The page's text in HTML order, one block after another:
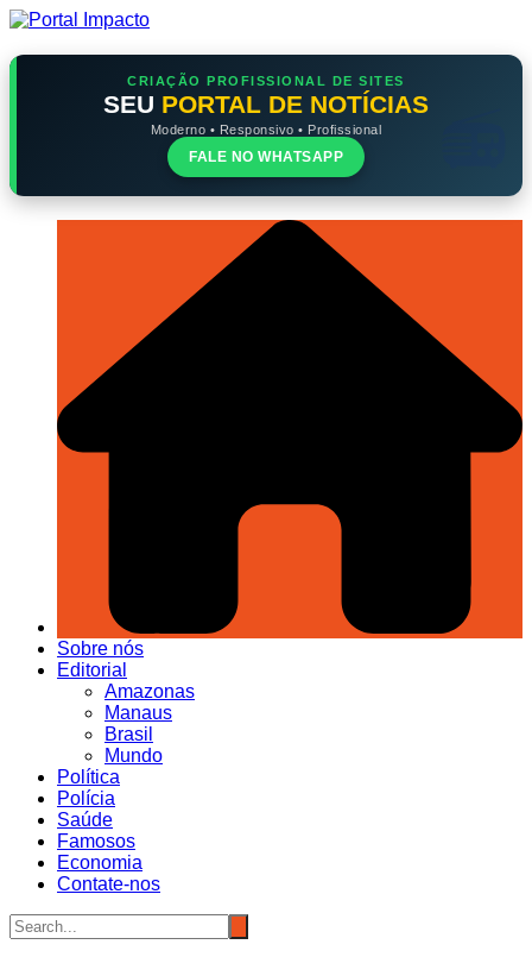
Ir
o
CRIAÇÃO PROFISSIONAL DE SITES
SEU PORTAL DE NOTÍCIAS
Moderno • Responsivo • Profissional
FALE NO WHATSAPP
Sobre nós
Editorial
Amazonas
Manaus
Brasil
Mundo
Política
Polícia
Saúde
Famosos
Economia
Contate-nos